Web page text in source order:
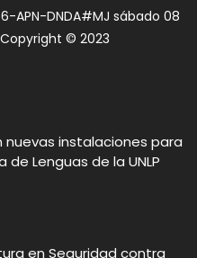
APN-DNDA#MJ sábado 08
© 2023
nuevas instalaciones para
de Lenguas de la UNLP
en Seguridad contra